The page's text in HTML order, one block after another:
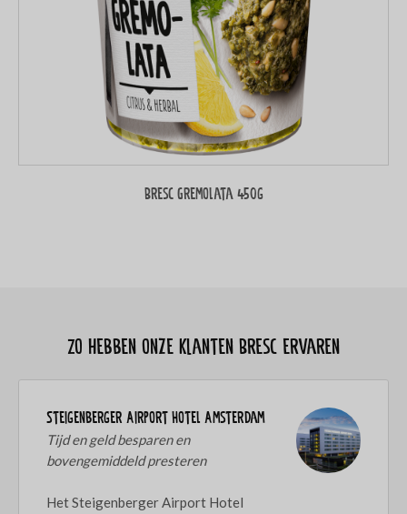
Bresc Gremolata 450g
Zo hebben onze klanten Bresc ervaren
Steigenberger Airport Hotel Amsterdam
Tijd en geld besparen en
bovengemiddeld presteren
Het Steigenberger Airport Hotel